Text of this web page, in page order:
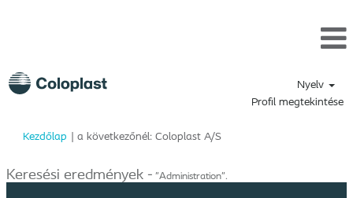
Nyelv
Profil megtekintése
Kezdőlap | a következőnél: Coloplast A/S(aktuális
Keresési eredmények - "Administration".